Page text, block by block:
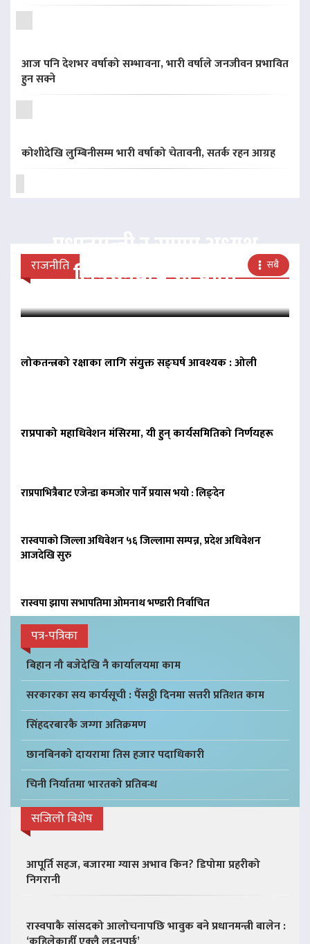
आज पनि देशभर वर्षाको सम्भावना, भारी वर्षाले जनजीवन प्रभावित
हुन सक्ने
कोशीदेखि लुम्बिनीसम्म भारी वर्षाको चेतावनी, सतर्क रहन आग्रह
राजनीति सबै
प्रधानमन्त्री र राप्रपा अध्यक्ष
लिङदेनबीच भेटवार्ता
लोकतन्त्रको रक्षाका लागि संयुक्त सङ्घर्ष आवश्यक : ओली
राप्रपाको महाधिवेशन मंसिरमा, यी हुन् कार्यसमितिको निर्णयहरू
राप्रपाभित्रैबाट एजेन्डा कमजोर पार्ने प्रयास भयो : लिङ्देन
रास्वपाको जिल्ला अधिवेशन ५६ जिल्लामा सम्पन्न, प्रदेश अधिवेशन
आजदेखि सुरु
रास्वपा झापा सभापतिमा ओमनाथ भण्डारी निर्वाचित
पत्र-पत्रिका
बिहान नौ बजेदेखि नै कार्यालयमा काम
सरकारका सय कार्यसूची : पैँसठ्ठी दिनमा सत्तरी प्रतिशत काम
सिंहदरबारकै जग्गा अतिक्रमण
छानबिनको दायरामा तिस हजार पदाधिकारी
चिनी निर्यातमा भारतको प्रतिबन्ध
सजिलो बिशेष
आपूर्ति सहज, बजारमा ग्यास अभाव किन? डिपोमा प्रहरीको
निगरानी
रास्वपाकै सांसदको आलोचनापछि भावुक बने प्रधानमन्त्री बालेन :